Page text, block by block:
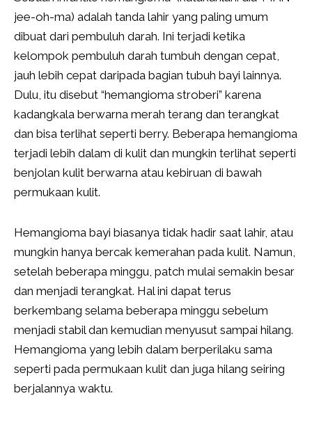
jee-oh-ma) adalah tanda lahir yang paling umum
dibuat dari pembuluh darah. Ini terjadi ketika
kelompok pembuluh darah tumbuh dengan cepat,
jauh lebih cepat daripada bagian tubuh bayi lainnya.
Dulu, itu disebut “hemangioma stroberi” karena
kadangkala berwarna merah terang dan terangkat
dan bisa terlihat seperti berry. Beberapa hemangioma
terjadi lebih dalam di kulit dan mungkin terlihat seperti
benjolan kulit berwarna atau kebiruan di bawah
permukaan kulit.
Hemangioma bayi biasanya tidak hadir saat lahir, atau
mungkin hanya bercak kemerahan pada kulit. Namun,
setelah beberapa minggu, patch mulai semakin besar
dan menjadi terangkat. Hal ini dapat terus
berkembang selama beberapa minggu sebelum
menjadi stabil dan kemudian menyusut sampai hilang.
Hemangioma yang lebih dalam berperilaku sama
seperti pada permukaan kulit dan juga hilang seiring
berjalannya waktu.